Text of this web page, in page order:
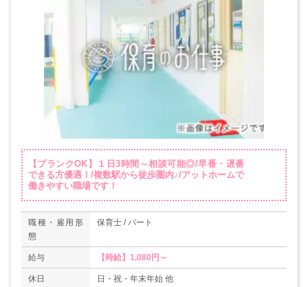
【ブランクOK】１日3時間～相談可能◎/早番・遅番
できる方優遇！/複数駅から徒歩圏内♪/アットホームで
働きやすい職場です！
職種・雇用形
態
保育士 / パート
給与 【時給】1,080円～
休日 日・祝・年末年始 他